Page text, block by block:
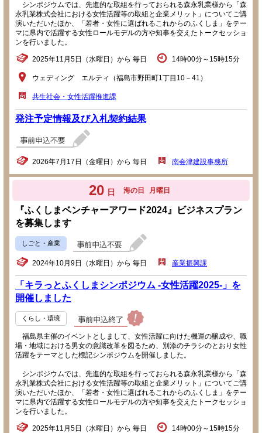
シンポジウムでは、先進的な取組を行っておられる森永乳業様から「森
永乳業株式会社における女性活躍等の取組と企業メリット」についてご講
演いただいたほか、「若者・女性に選ばれるこれからのふくしま」をテー
マに県内で活躍する女性ロールモデルの方や知事を交えたトークセッショ
ンを行いました。
2025年11月5日（水曜日）から 毎日 14時00分～15時15分
ウェディング エルティ（福島市野田町1丁目10－41）
共生社会・女性活躍推進課
発注予定情報及び入札契約結果
2026年7月17日（金曜日）から 毎日 南会津建設事務所
20 日 海の日 月曜日
『ふくしまベンチャーアワード2024』ビジネスプラン
を募集します
しごと・産業
2024年10月9日（水曜日）から 毎日 産業振興課
「キラっとふくしまシンポジウム -女性活躍2025-」を
開催しました
くらし・環境
福島県主催のイベントとしまして、女性活躍に向けた機運の醸成や、職
場・地域における男女の意識改革を図るため、別添のチラシのとおり女性
活躍をテーマとした標記シンポジウムを開催しました。
シンポジウムでは、先進的な取組を行っておられる森永乳業様から「森
永乳業株式会社における女性活躍等の取組と企業メリット」についてご講
演いただいたほか、「若者・女性に選ばれるこれからのふくしま」をテー
マに県内で活躍する女性ロールモデルの方や知事を交えたトークセッショ
ンを行いました。
2025年11月5日（水曜日）から 毎日 14時00分～15時15分